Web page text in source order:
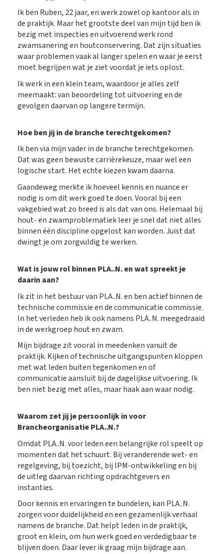
Ik ben Ruben, 22 jaar, en werk zowel op kantoor als in
de praktijk. Maar het grootste deel van mijn tijd ben ik
bezig met inspecties en uitvoerend werk rond
zwamsanering en houtconservering. Dat zijn situaties
waar problemen vaak al langer spelen en waar je eerst
moet begrijpen wat je ziet voordat je iets oplost.
Ik werk in een klein team, waardoor je alles zelf
meemaakt: van beoordeling tot uitvoering en de
gevolgen daarvan op langere termijn.
Hoe ben jij in de branche terechtgekomen?
Ik ben via mijn vader in de branche terechtgekomen.
Dat was geen bewuste carrièrekeuze, maar wel een
logische start. Het echte kiezen kwam daarna.
Gaandeweg merkte ik hoeveel kennis en nuance er
nodig is om dit werk goed te doen. Vooral bij een
vakgebied wat zo breed is als dat van ons. Helemaal bij
hout- en zwamproblematiek leer je snel dat niet alles
binnen één discipline opgelost kan worden. Juist dat
dwingt je om zorgvuldig te werken.
Wat is jouw rol binnen PLA..N. en wat spreekt je
daarin aan?
Ik zit in het bestuur van PLA..N. en ben actief binnen de
technische commissie en de communicatie commissie.
In het verleden heb ik ook namens PLA..N. meegedraaid
in de werkgroep hout en zwam.
Mijn bijdrage zit vooral in meedenken vanuit de
praktijk. Kijken of technische uitgangspunten kloppen
met wat leden buiten tegenkomen en of
communicatie aansluit bij de dagelijkse uitvoering. Ik
ben niet bezig met alles, maar haak aan waar nodig.
Waarom zet jij je persoonlijk in voor
Brancheorganisatie PLA..N.?
Omdat PLA..N. voor leden een belangrijke rol speelt op
momenten dat het schuurt. Bij veranderende wet- en
regelgeving, bij toezicht, bij IPM-ontwikkeling en bij
de uitleg daarvan richting opdrachtgevers en
instanties.
Door kennis en ervaringen te bundelen, kan PLA..N.
zorgen voor duidelijkheid en een gezamenlijk verhaal
namens de branche. Dat helpt leden in de praktijk,
groot en klein, om hun werk goed en verdedigbaar te
blijven doen. Daar lever ik graag mijn bijdrage aan.